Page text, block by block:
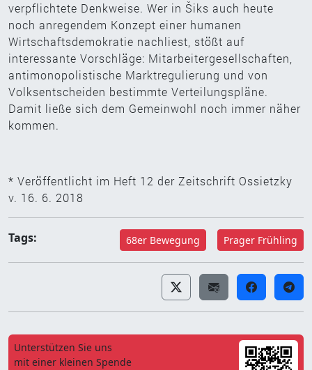
verpflichtete Denkweise. Wer in Šiks auch heute
noch anregendem Konzept einer humanen
Wirtschaftsdemokratie nachliest, stößt auf
interessante Vorschläge: Mitarbeitergesellschaften,
antimonopolistische Marktregulierung und von
Volksentscheiden bestimmte Verteilungspläne.
Damit ließe sich dem Gemeinwohl noch immer näher
kommen.
* Veröffentlicht im Heft 12 der Zeitschrift Ossietzky
v. 16. 6. 2018
Tags: 68er Bewegung Prager Frühling
Unterstützen Sie uns
mit einer kleinen Spende